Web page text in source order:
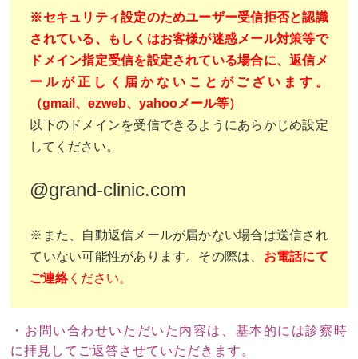
※セキュリティ設定のためユーザー受信拒否と認識
されている、もしくはお客様が迷惑メール対策等で
ドメイン指定受信を設定されている場合に、返信メ
ールが正しく届かないことがございます。
（gmail、ezweb、yahooメール等）
以下のドメインを受信できるようにあらかじめ設定
してください。
@grand-clinic.com
※また、自動返信メールが届かない場合は送信され
ていない可能性があります。その際は、 お電話にて
ご連絡ください。
・お問い合わせいただいた内容は、基本的には診察時
に拝見してご返答させていただきます。